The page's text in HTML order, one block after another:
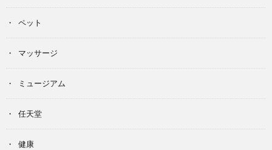
ペット
マッサージ
ミュージアム
任天堂
健康